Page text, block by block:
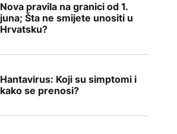
Nova pravila na granici od 1.
juna; Šta ne smijete unositi u
Hrvatsku?
Hantavirus: Koji su simptomi i
kako se prenosi?